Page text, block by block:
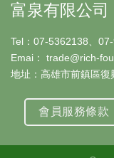
富泉有限公司
Tel：07-5362138、
Emai： trade@rich-
地址：高雄市前鎮區
會員服務條款